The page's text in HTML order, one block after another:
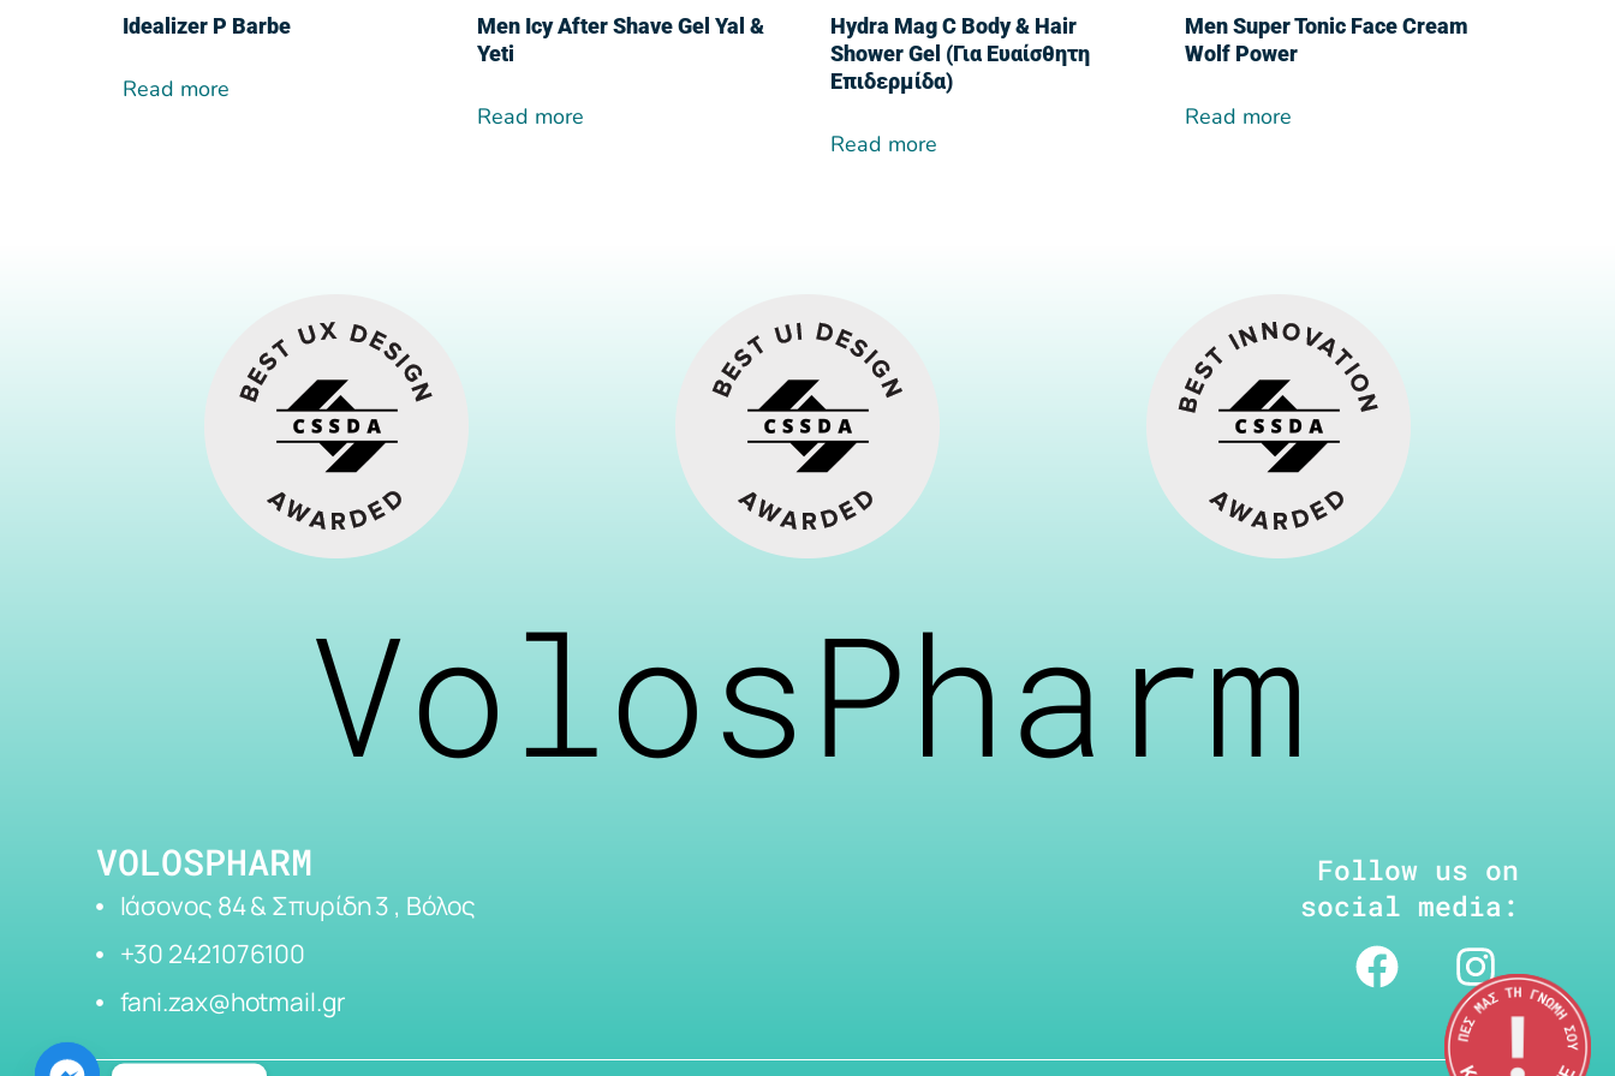
Idealizer P Barbe
Read more
Men Icy After Shave Gel Yal &
Yeti
Read more
Hydra Mag C Body & Hair
Shower Gel (Για Ευαίσθητη
Επιδερμίδα)
Read more
Men Super Tonic Face Cream
Wolf Power
Read more
VolosPharm
VOLOSPHARM
Ιάσονος 84 & Σπυρίδη 3 , Βόλος
+30 2421076100
fani.zax@hotmail.gr
Follow us on
social media: